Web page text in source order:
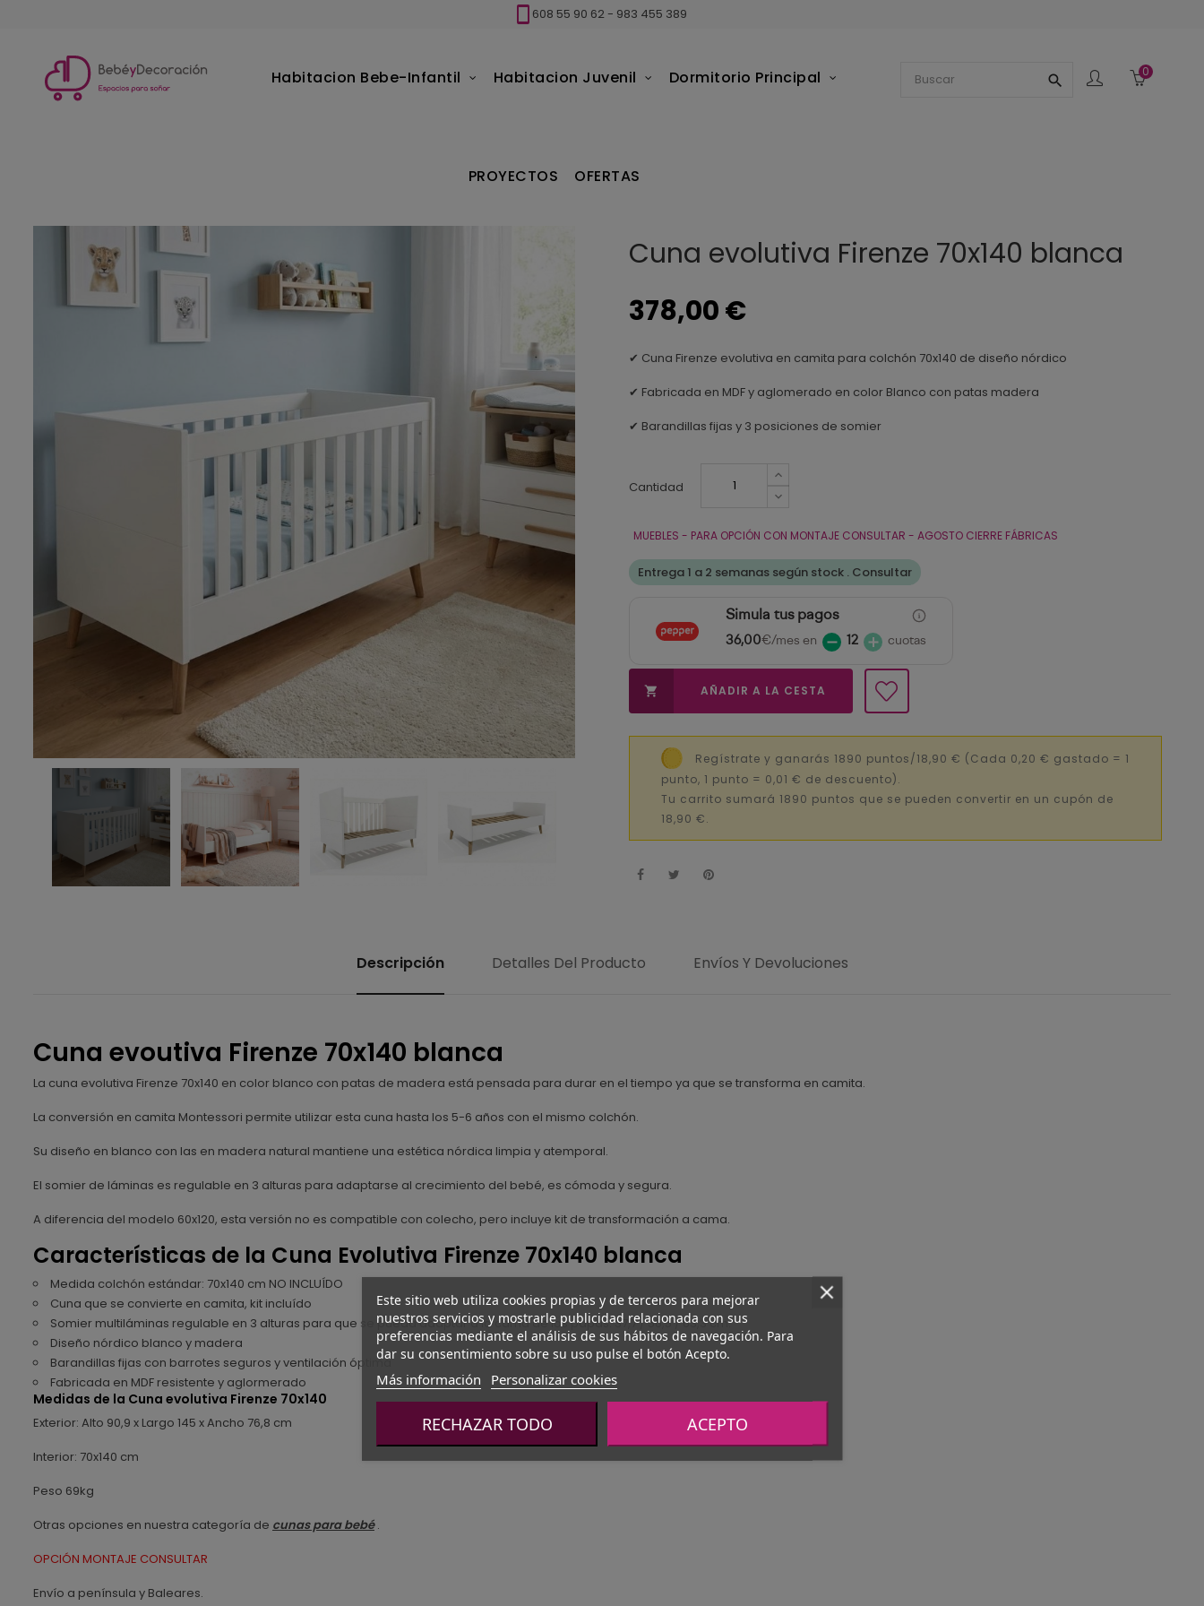
608 55 90 62 - 983 455 389
Habitacion Bebe-Infantil Habitacion Juvenil Dormitorio Principal
PROYECTOS OFERTAS
search
0
Cuna evolutiva Firenze 70x140 blanca
378,00 €
✔ Cuna Firenze evolutiva en camita para colchón 70x140 de diseño nórdico
✔ Fabricada en MDF y aglomerado en color Blanco con patas madera
✔ Barandillas fijas y 3 posiciones de somier
Cantidad
MUEBLES - PARA OPCIÓN CON MONTAJE CONSULTAR - AGOSTO CIERRE FÁBRICAS
Entrega 1 a 2 semanas según stock . Consultar
Simula tus pagos
36,00€/mes en 12 cuotas
 AÑADIR A LA CESTA
Regístrate y ganarás 1890 puntos/18,90 € (Cada 0,20 € gastado = 1
punto, 1 punto = 0,01 € de descuento).
Tu carrito sumará 1890 puntos que se pueden convertir en un cupón de
18,90 €.
Descripción Detalles Del Producto Envíos Y Devoluciones
Cuna evoutiva Firenze 70x140 blanca
La cuna evolutiva Firenze 70x140 en color blanco con patas de madera está pensada para durar en el tiempo ya que se transforma en camita.
La conversión en camita Montessori permite utilizar esta cuna hasta los 5-6 años con el mismo colchón.
Su diseño en blanco con las en madera natural mantiene una estética nórdica limpia y atemporal.
El somier de láminas es regulable en 3 alturas para adaptarse al crecimiento del bebé, es cómoda y segura.
A diferencia del modelo 60x120, esta versión no es compatible con colecho, pero incluye kit de transformación a cama.
Características de la Cuna Evolutiva Firenze 70x140 blanca
Medida colchón estándar: 70x140 cm NO INCLUÍDO
Cuna que se convierte en camita, kit incluído
Somier multiláminas regulable en 3 alturas para que se pueda adaptar a la cama de los papás: 37,7 / 50,5 / 63,3 cm.
Diseño nórdico blanco y madera
Barandillas fijas con barrotes seguros y ventilación óptima
Fabricada en MDF resistente y aglormerado
Medidas de la Cuna evolutiva Firenze 70x140
Exterior: Alto 90,9 x Largo 145 x Ancho 76,8 cm
Interior: 70x140 cm
Peso 69kg
Otras opciones en nuestra categoría de cunas para bebé.
OPCIÓN MONTAJE CONSULTAR
Envío a península y Baleares.
Este sitio web utiliza cookies propias y de terceros para mejorar
nuestros servicios y mostrarle publicidad relacionada con sus
preferencias mediante el análisis de sus hábitos de navegación. Para
dar su consentimiento sobre su uso pulse el botón Acepto.
Más información Personalizar cookies
RECHAZAR TODO ACEPTO